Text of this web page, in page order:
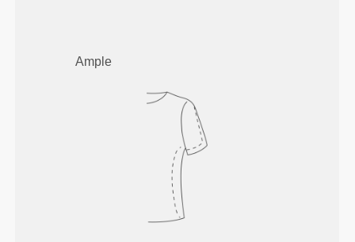
Ample